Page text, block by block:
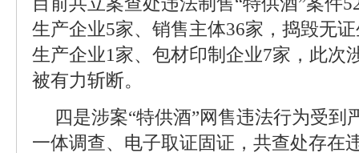
生产企业5家、销售主体36家，捣毁无
生产企业1家、包材印制企业7家，此次
被有力斩断。
四是涉案“特供酒”网售违法行为受到
一体调查、电子取证固证，共查处存在